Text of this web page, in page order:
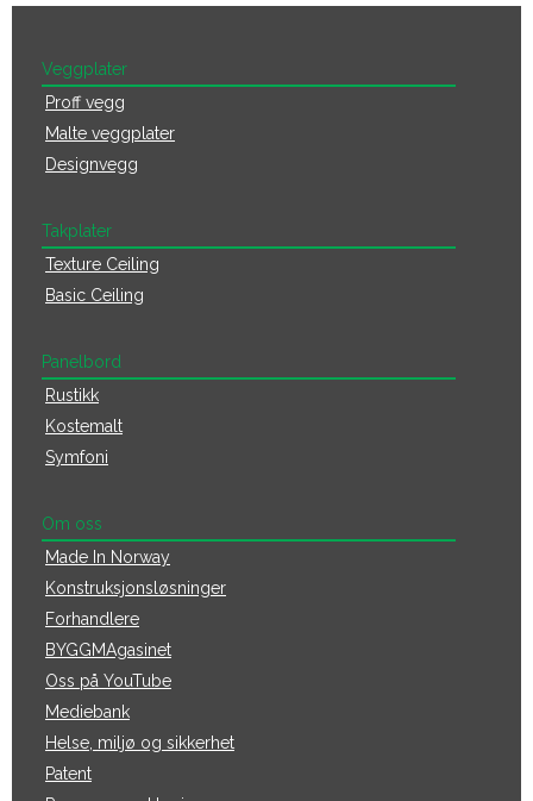
Veggplater
Proff vegg
Malte veggplater
Designvegg
Takplater
Texture Ceiling
Basic Ceiling
Panelbord
Rustikk
Kostemalt
Symfoni
Om oss
Made In Norway
Konstruksjonsløsninger
Forhandlere
BYGGMAgasinet
Oss på YouTube
Mediebank
Helse, miljø og sikkerhet
Patent